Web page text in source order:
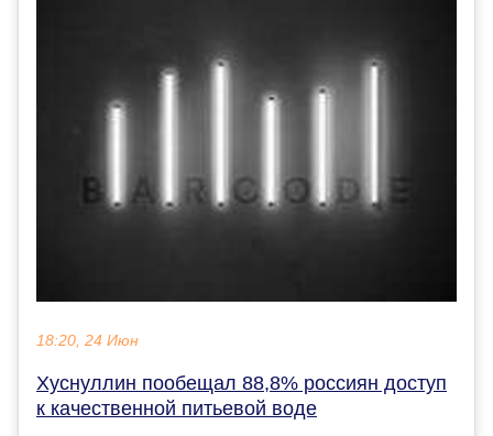
18:20, 24 Июн
Хуснуллин пообещал 88,8% россиян доступ
к качественной питьевой воде